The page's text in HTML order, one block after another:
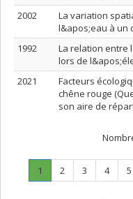
2002
La variation
l&apos;eau à un
1992
La relation entre
lors de
2021
Facteurs
chêne rouge
son aire de
Page
1
Page
Page
2 Page
3 Page
4 5